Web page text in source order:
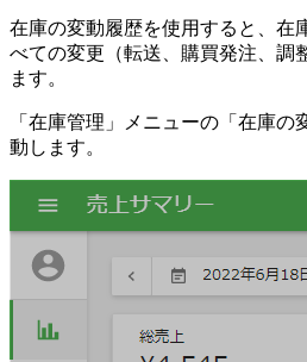
在庫の変動履歴を使用すると、在
べての変更（転送、購買発注、調
ます。
「在庫管理」メニューの「在庫
動します。